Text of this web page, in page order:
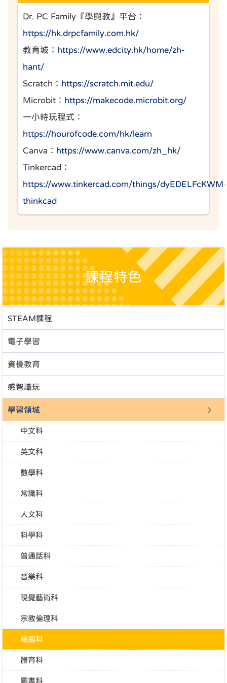
Dr. PC Family『學與教』平台：
https://hk.drpcfamily.com.hk/
教育城： https://www.edcity.hk/home/zh-
hant/
Scratch： https://scratch.mit.edu/
Microbit： https://makecode.microbit.org/
一小時玩程式：
https://hourofcode.com/hk/learn
Canva： https://www.canva.com/zh_hk/
Tinkercad：
https://www.tinkercad.com/things/dyEDELFcKWM-
thinkcad
課程特色
STEAM課程
電子學習
資優教育
感智識玩
學習領域
中文科
英文科
數學科
常識科
人文科
科學科
普通話科
音樂科
視覺藝術科
宗教倫理科
電腦科
體育科
圖書科